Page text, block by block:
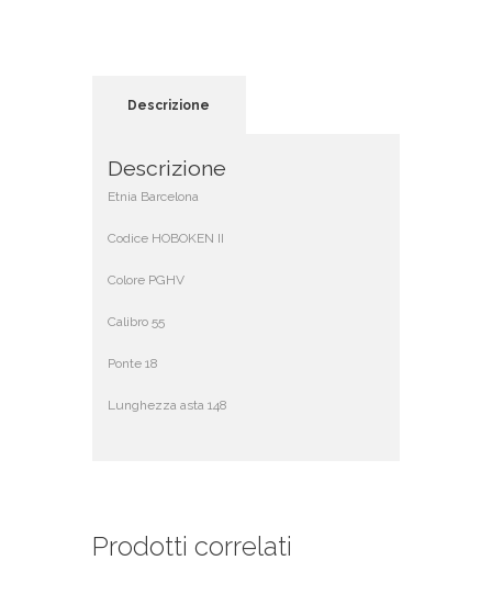
Descrizione
Descrizione
Etnia Barcelona
Codice HOBOKEN II
Colore PGHV
Calibro 55
Ponte 18
Lunghezza asta 148
Prodotti correlati